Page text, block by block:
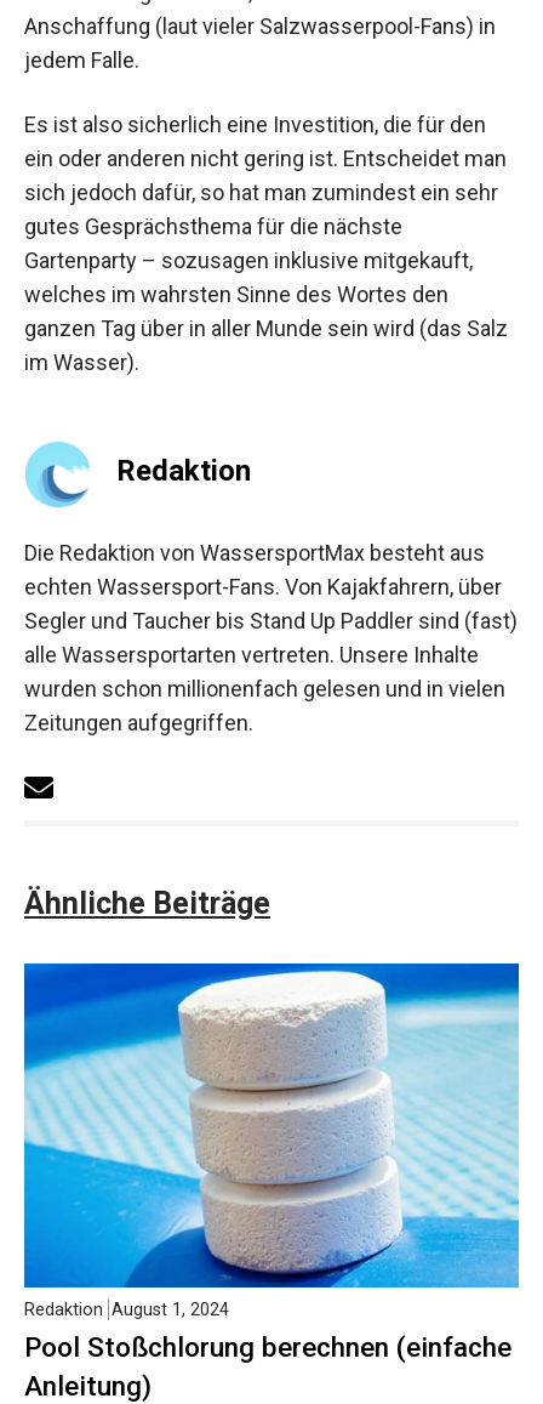
Anschaffung (laut vieler Salzwasserpool-Fans) in
jedem Falle.
Es ist also sicherlich eine Investition, die für den
ein oder anderen nicht gering ist. Entscheidet man
sich jedoch dafür, so hat man zumindest ein sehr
gutes Gesprächsthema für die nächste
Gartenparty – sozusagen inklusive mitgekauft,
welches im wahrsten Sinne des Wortes den
ganzen Tag über in aller Munde sein wird (das Salz
im Wasser).
Redaktion
Die Redaktion von WassersportMax besteht aus
echten Wassersport-Fans. Von Kajakfahrern, über
Segler und Taucher bis Stand Up Paddler sind (fast)
alle Wassersportarten vertreten. Unsere Inhalte
wurden schon millionenfach gelesen und in vielen
Zeitungen aufgegriffen.
Ähnliche Beiträge
Pool Stoßchlorung berechnen (einfache
Anleitung)
Redaktion August 1, 2024